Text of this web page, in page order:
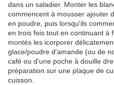
dans un saladier. Monter les
commencent à mousser ajouter
en poudre, puis lorsqu'ils
en trois fois tout en continuant à
montés les icorporer
glace/poudre d'amande (ou de
café ou d'une poche à douille
préparation sur une plaque de
cuisson.